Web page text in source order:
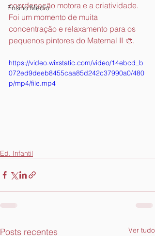
Ensino Médio
coordenação motora e a criatividade.
Foi um momento de muita
concentração e relaxamento para os
pequenos pintores do Maternal II 🎨.
https://video.wixstatic.com/video/14ebcd_b
072ed9deeb8455caa85d242c37990a0/480
p/mp4/file.mp4
Ed. Infantil
Posts recentes Ver tudo